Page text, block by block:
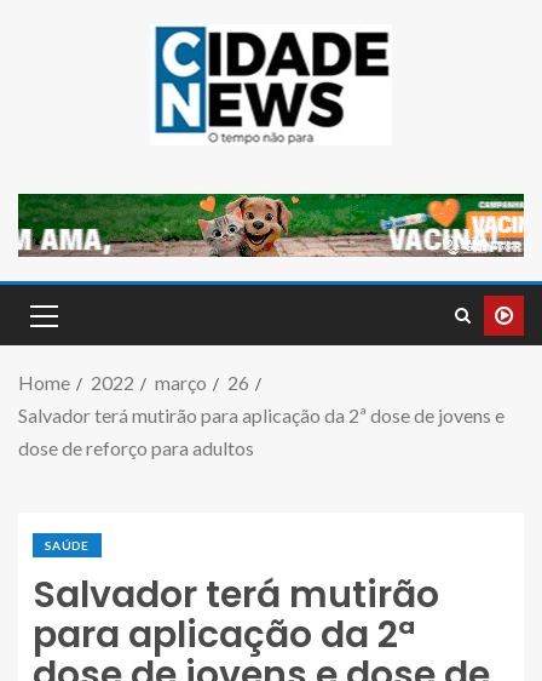
Home 2022 março
26
Salvador terá mutirão para aplicação da 2ª dose de jovens e
dose de reforço para adultos
SAÚDE
Salvador terá mutirão
para aplicação da 2ª